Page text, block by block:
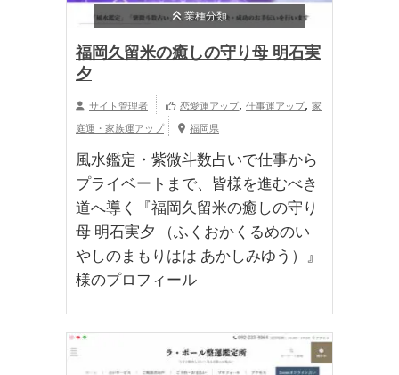
業種分類
福岡久留米の癒しの守り母 明石実
夕
サイト管理者 恋愛運アップ, 仕事運アップ, 家
庭運・家族運アップ
福岡県
風水鑑定・紫微斗数占いで仕事から
プライベートまで、皆様を進むべき
道へ導く『福岡久留米の癒しの守り
母 明石実夕 （ふくおかくるめのい
やしのまもりはは あかしみゆう）』
様のプロフィール